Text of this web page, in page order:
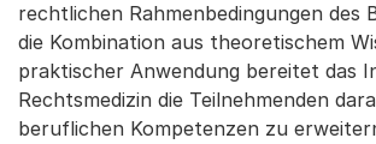
rechtlichen Rahmenbedingungen des
die Kombination aus theoretischem
praktischer Anwendung bereitet das
Rechtsmedizin die Teilnehmenden
beruflichen Kompetenzen zu